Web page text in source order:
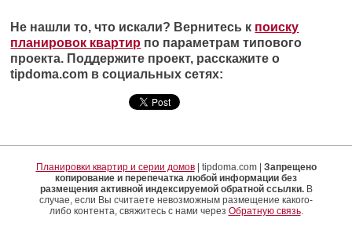
Не нашли то, что искали? Вернитесь к поиску
планировок квартир по параметрам типового
проекта. Поддержите проект, расскажите о
tipdoma.com в социальных сетях:
Планировки квартир и серии домов| tipdoma.com | Запрещено
копирование и перепечатка любой информации без
размещения активной индексируемой обратной ссылки.В
случае, если Вы считаете невозможным размещение какого-
либо контента, свяжитесь с нами через Обратную связь.